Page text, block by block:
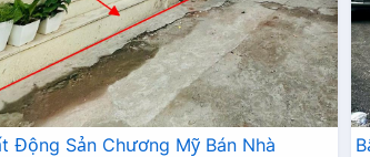
Động Sản Chương Mỹ Bán Nhà